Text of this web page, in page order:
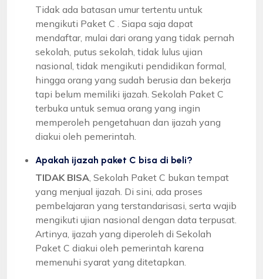
Tidak ada batasan umur tertentu untuk
mengikuti Paket C . Siapa saja dapat
mendaftar, mulai dari orang yang tidak pernah
sekolah, putus sekolah, tidak lulus ujian
nasional, tidak mengikuti pendidikan formal,
hingga orang yang sudah berusia dan bekerja
tapi belum memiliki ijazah. Sekolah Paket C
terbuka untuk semua orang yang ingin
memperoleh pengetahuan dan ijazah yang
diakui oleh pemerintah.
Apakah ijazah paket C bisa di beli?
TIDAK BISA , Sekolah Paket C bukan tempat
yang menjual ijazah. Di sini, ada proses
pembelajaran yang terstandarisasi, serta wajib
mengikuti ujian nasional dengan data terpusat.
Artinya, ijazah yang diperoleh di Sekolah
Paket C diakui oleh pemerintah karena
memenuhi syarat yang ditetapkan.